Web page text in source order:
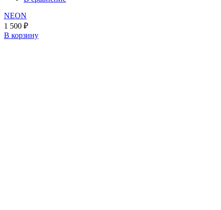
NEON
1 500 ₽
В корзину